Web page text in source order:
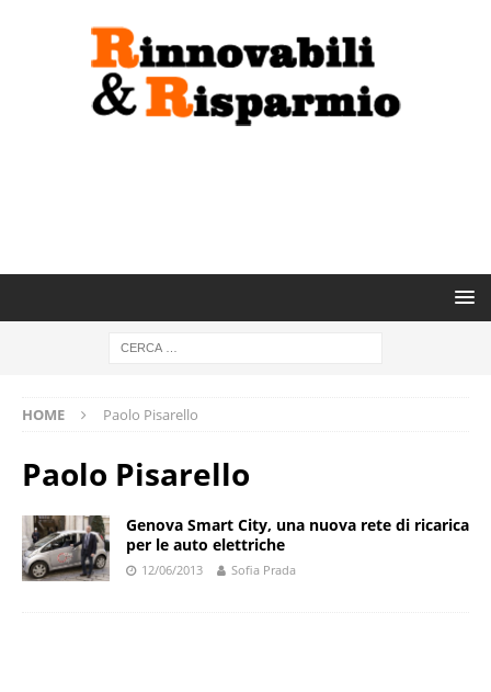
HOME Paolo Pisarello
Paolo Pisarello
Genova Smart City, una nuova rete di ricarica
per le auto elettriche
12/06/2013 Sofia Prada